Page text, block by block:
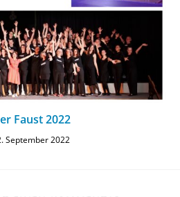
Faust 2022
September 2022